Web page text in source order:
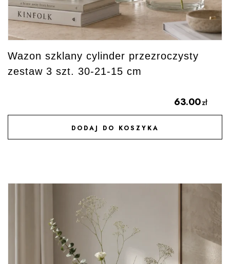
Wazon szklany cylinder przezroczysty
zestaw 3 szt. 30-21-15 cm
63.00zł
DODAJ DO KOSZYKA
DODAJ DO ULUBIONYCH